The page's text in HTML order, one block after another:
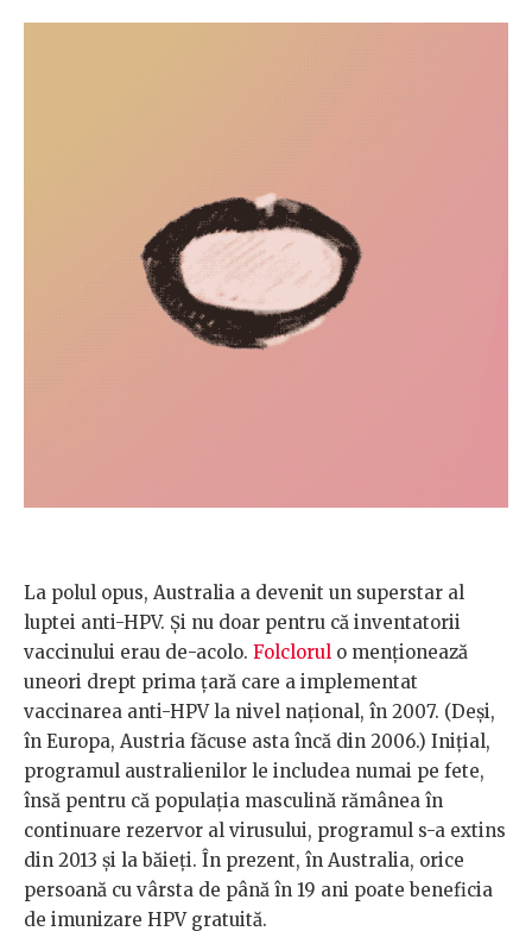
La polul opus, Australia a devenit un superstar al
luptei anti-HPV. Și nu doar pentru că inventatorii
vaccinului erau de-acolo. Folclorul o menționează
uneori drept prima țară care a implementat
vaccinarea anti-HPV la nivel național, în 2007. (Deși,
în Europa, Austria făcuse asta încă din 2006.) Inițial,
programul australienilor le includea numai pe fete,
însă pentru că populația masculină rămânea în
continuare rezervor al virusului, programul s-a extins
din 2013 și la băieți. În prezent, în Australia, orice
persoană cu vârsta de până în 19 ani poate beneficia
de imunizare HPV gratuită.